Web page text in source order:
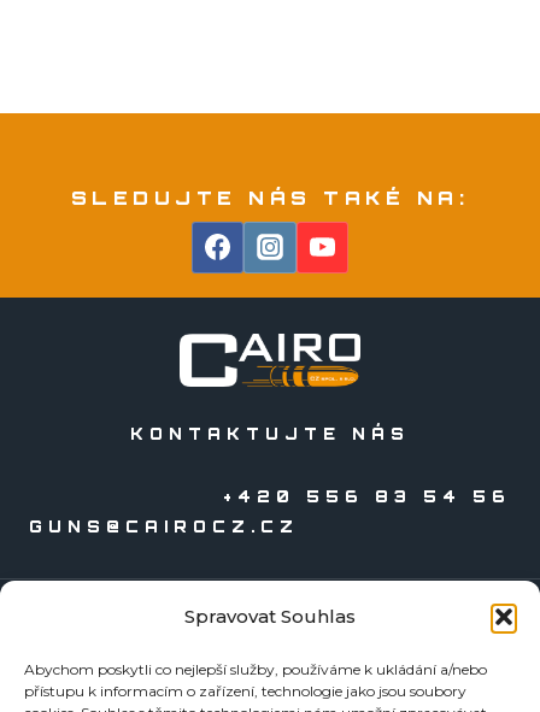
Spravovat Souhlas
Abychom poskytli co nejlepší služby, používáme k ukládání a/nebo
přístupu k informacím o zařízení, technologie jako jsou soubory
SLEDUJTE NÁS TAKÉ NA:
KONTAKTUJTE NÁS
+420 556 83 54 56
GUNS@CAIROCZ.CZ
Zbraně